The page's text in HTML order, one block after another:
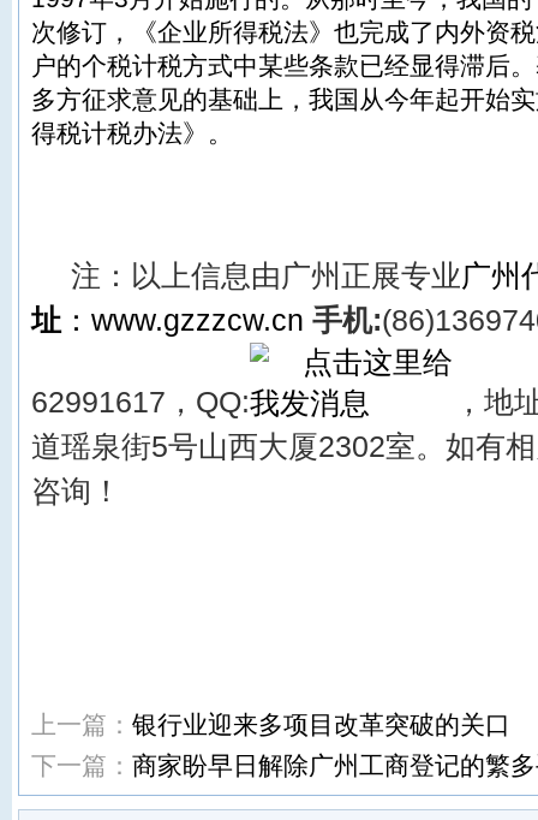
次修订，《企业所得税法》也完成了内外资
户的个税计税方式中某些条款已经显得滞后
多方征求意见的基础上，我国从今年起开始
得税计税办法》。
注：以上信息由广州正展专业广州
址 ： www.gzzzcw.cn 手机:
62991617，QQ: ， 地
道瑶泉街5号山西大厦2302室。 如有
咨询！
上一篇： 银行业迎来多项目改革突破的关口
下一篇： 商家盼早日解除广州工商登记的繁